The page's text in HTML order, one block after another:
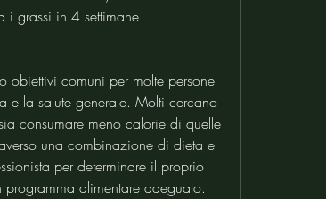
i grassi in 4 settimane
obiettivi comuni per molte persone
e la salute generale. Molti cercano
consumare meno calorie di quelle
una combinazione di dieta e
per determinare il proprio
alimentare adeguato.